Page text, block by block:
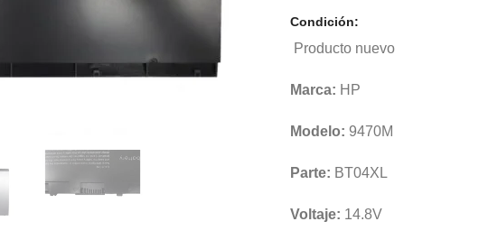
Condición:
Producto nuevo
Marca: HP
Modelo: 9470M
Parte: BT04XL
Voltaje: 14.8V